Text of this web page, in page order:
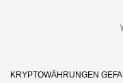
KRYPTOWÄHRUNGEN